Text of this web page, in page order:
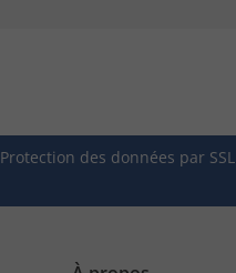
Protection des données par SSL